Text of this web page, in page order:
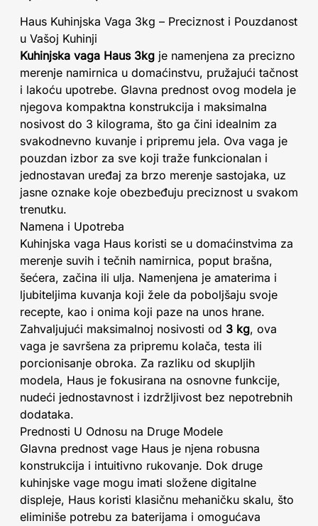
Haus Kuhinjska Vaga 3kg – Preciznost i Pouzdanost
u Vašoj Kuhinji
Kuhinjska vaga Haus 3kg je namenjena za precizno
merenje namirnica u domaćinstvu, pružajući tačnost
i lakoću upotrebe. Glavna prednost ovog modela je
njegova kompaktna konstrukcija i maksimalna
nosivost do 3 kilograma, što ga čini idealnim za
svakodnevno kuvanje i pripremu jela. Ova vaga je
pouzdan izbor za sve koji traže funkcionalan i
jednostavan uređaj za brzo merenje sastojaka, uz
jasne oznake koje obezbeđuju preciznost u svakom
trenutku.
Namena i Upotreba
Kuhinjska vaga Haus koristi se u domaćinstvima za
merenje suvih i tečnih namirnica, poput brašna,
šećera, začina ili ulja. Namenjena je amaterima i
ljubiteljima kuvanja koji žele da poboljšaju svoje
recepte, kao i onima koji paze na unos hrane.
Zahvaljujući maksimalnoj nosivosti od 3 kg, ova
vaga je savršena za pripremu kolača, testa ili
porcionisanje obroka. Za razliku od skupljih
modela, Haus je fokusirana na osnovne funkcije,
nudeći jednostavnost i izdržljivost bez nepotrebnih
dodataka.
Prednosti U Odnosu na Druge Modele
Glavna prednost vage Haus je njena robusna
konstrukcija i intuitivno rukovanje. Dok druge
kuhinjske vage mogu imati složene digitalne
displeje, Haus koristi klasičnu mehaničku skalu, što
eliminiše potrebu za baterijama i omogućava